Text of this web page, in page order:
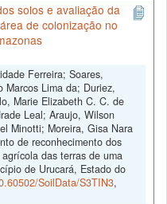
solos e avaliação da
de colonização no
Ferreira; Soares,
Marcos Lima da; Duriez,
Marie Elizabeth C. C. de
Leal; Araujo, Wilson
Minotti; Moreira, Gisa Nara
de reconhecimento dos
das terras de uma
de Urucará, Estado do
SoilData/S3TIN3,